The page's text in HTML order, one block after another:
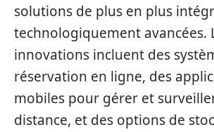
solutions de plus en plus
technologiquement avancées.
innovations incluent des
réservation en ligne, des
mobiles pour gérer et
distance, et des options de